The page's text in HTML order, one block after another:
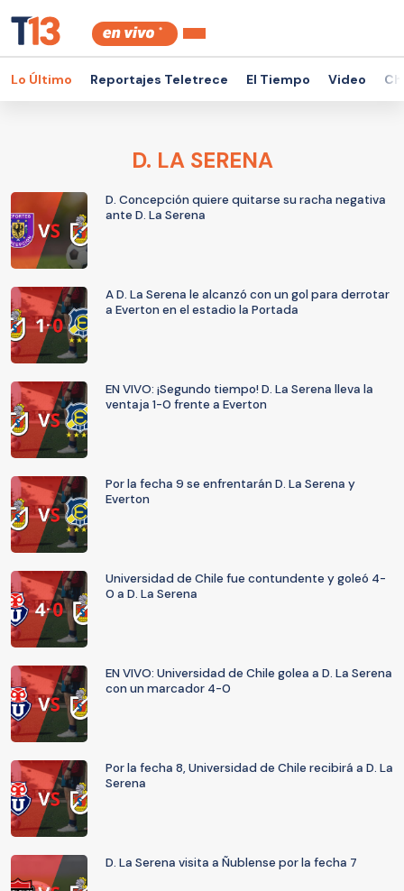
Lo Último Reportajes Teletrece El Tiempo Video
D. LA SERENA
D. Concepción quiere quitarse su racha negativa
ante D. La Serena
A D. La Serena le alcanzó con un gol para derrotar
a Everton en el estadio la Portada
EN VIVO: ¡Segundo tiempo! D. La Serena lleva la
ventaja 1-0 frente a Everton
Por la fecha 9 se enfrentarán D. La Serena y
Everton
Universidad de Chile fue contundente y goleó 4-
0 a D. La Serena
EN VIVO: Universidad de Chile golea a D. La Serena
con un marcador 4-0
Por la fecha 8, Universidad de Chile recibirá a D. La
Serena
D. La Serena visita a Ñublense por la fecha 7